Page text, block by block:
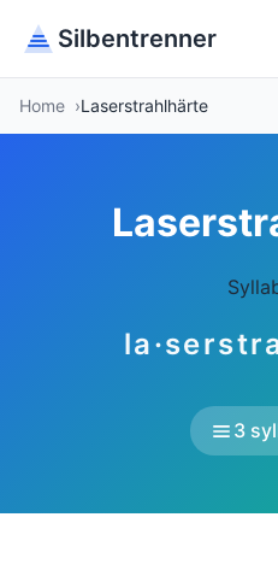
Silbentrenner
Home Laserstrahlhärte
3